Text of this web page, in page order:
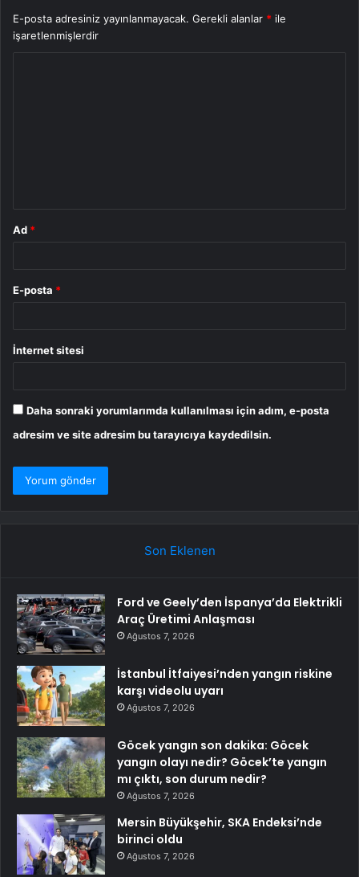
E-posta adresiniz yayınlanmayacak. Gerekli alanlar * ile
işaretlenmişlerdir
Ad *
E-posta *
İnternet sitesi
Daha sonraki yorumlarımda kullanılması için adım, e-posta
adresim ve site adresim bu tarayıcıya kaydedilsin.
Son Eklenen
Ford ve Geely’den İspanya’da Elektrikli
Araç Üretimi Anlaşması
Ağustos 7, 2026
İstanbul İtfaiyesi’nden yangın riskine
karşı videolu uyarı
Ağustos 7, 2026
Göcek yangın son dakika: Göcek
yangın olayı nedir? Göcek’te yangın
mı çıktı, son durum nedir?
Ağustos 7, 2026
Mersin Büyükşehir, SKA Endeksi’nde
birinci oldu
Ağustos 7, 2026